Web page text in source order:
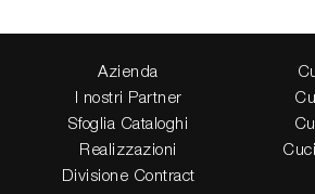
Azienda
I nostri Partner
Sfoglia Cataloghi
Realizzazioni
Divisione Contract